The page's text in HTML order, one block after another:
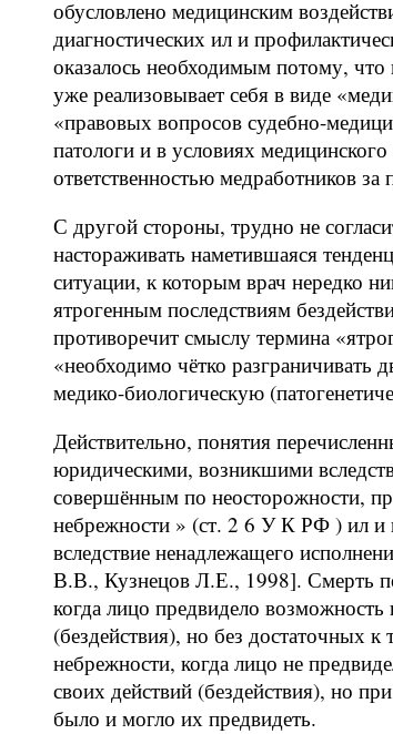
обусловлено медицинским
диагностических ил и
оказалось необходимым потому,
уже реализовывает себя в виде
«правовых вопросов судебно-
патологи и в условиях
ответственностью медработников
С другой стороны, трудно не
настораживать наметившаяся
ситуации, к которым врач нередко
ятрогенным последствиям
противоречит смыслу термина
«необходимо чётко
медико-биологическую
Действительно, понятия
юридическими, возникшими
совершённым по неосторожности,
небрежности » (ст. 2 6 У К РФ ) ил
вследствие ненадлежащего
В.В., Кузнецов Л.Е., 1998]. Смерть
когда лицо предвидело
(бездействия), но без достаточных
небрежности, когда лицо не
своих действий (бездействия), но
было и могло их предвидеть.